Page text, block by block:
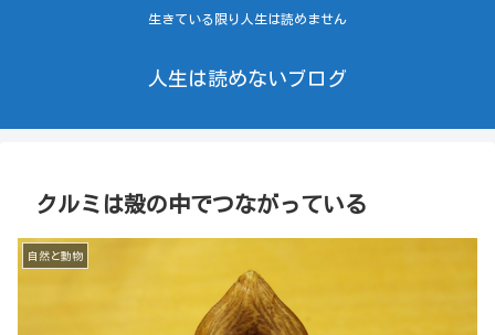
生きている限り人生は読めません
人生は読めないブログ
クルミは殻の中でつながっている
自然と動物